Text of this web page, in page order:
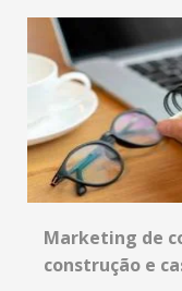
Marketing de
construção e